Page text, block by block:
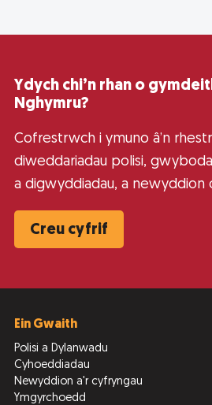
Ydych chi’n rhan o
Nghymru?
Cofrestrwch i ymuno â’n
diweddariadau polisi,
a digwyddiadau, a newyddion
Creu cyfrif
Ein Gwaith
Polisi a Dylanwadu
Cyhoeddiadau
Newyddion a'r cyfryngau
Ymgyrchoedd